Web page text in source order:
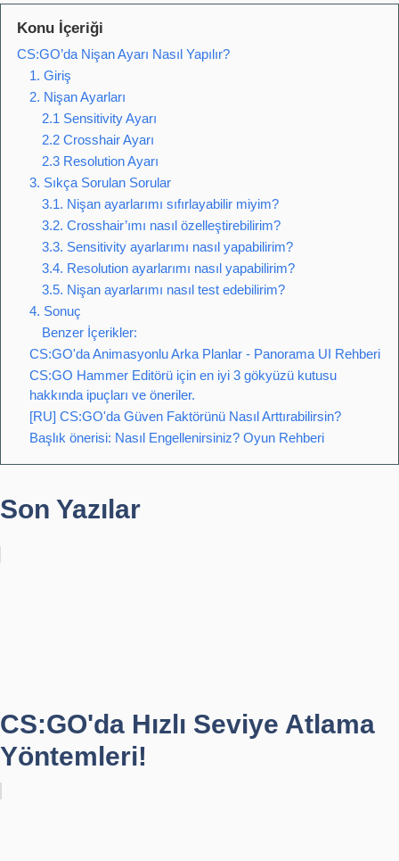
Konu İçeriği
CS:GO’da Nişan Ayarı Nasıl Yapılır?
1. Giriş
2. Nişan Ayarları
2.1 Sensitivity Ayarı
2.2 Crosshair Ayarı
2.3 Resolution Ayarı
3. Sıkça Sorulan Sorular
3.1. Nişan ayarlarımı sıfırlayabilir miyim?
3.2. Crosshair’ımı nasıl özelleştirebilirim?
3.3. Sensitivity ayarlarımı nasıl yapabilirim?
3.4. Resolution ayarlarımı nasıl yapabilirim?
3.5. Nişan ayarlarımı nasıl test edebilirim?
4. Sonuç
Benzer İçerikler:
CS:GO'da Animasyonlu Arka Planlar - Panorama UI Rehberi
CS:GO Hammer Editörü için en iyi 3 gökyüzü kutusu
hakkında ipuçları ve öneriler.
[RU] CS:GO'da Güven Faktörünü Nasıl Arttırabilirsin?
Başlık önerisi: Nasıl Engellenirsiniz? Oyun Rehberi
Son Yazılar
CS:GO'da Hızlı Seviye Atlama
Yöntemleri!